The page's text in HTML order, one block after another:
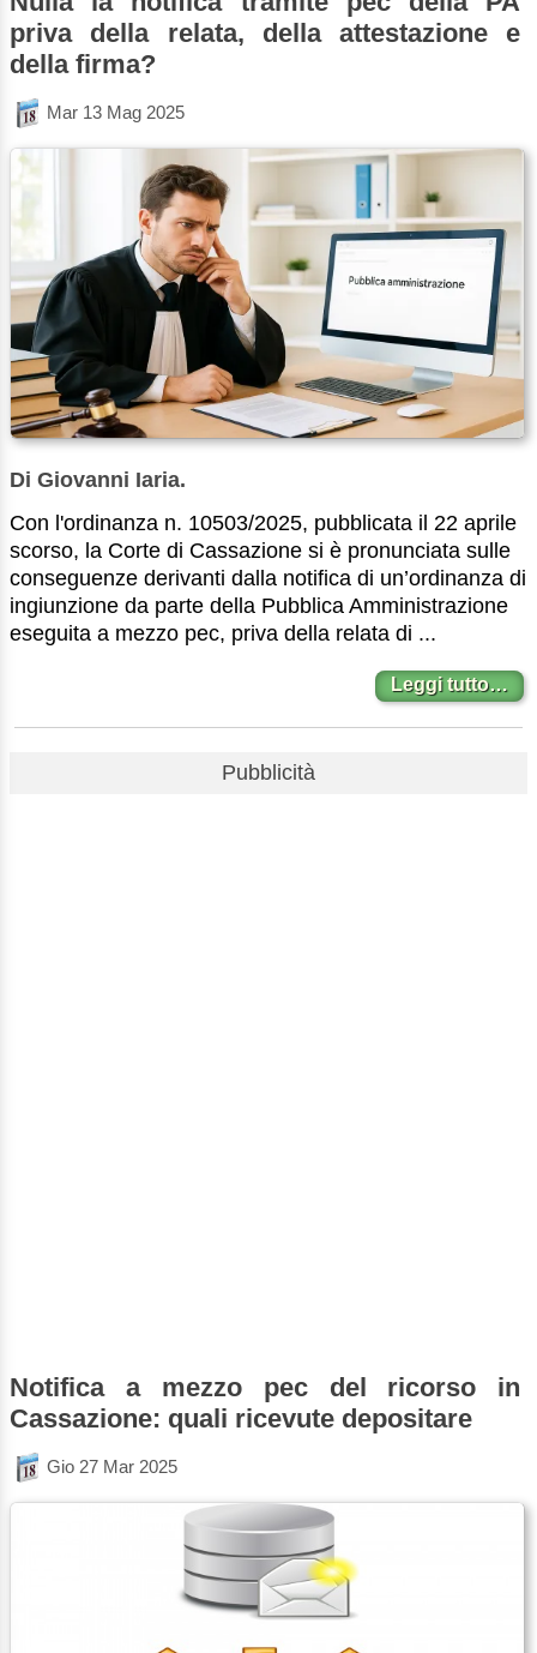
priva della relata, della attestazione e
della firma?
Mar 13 Mag 2025
Di Giovanni Iaria.
Con l'ordinanza n. 10503/2025, pubblicata il 22 aprile
scorso, la Corte di Cassazione si è pronunciata sulle
conseguenze derivanti dalla notifica di un’ordinanza di
ingiunzione da parte della Pubblica Amministrazione
eseguita a mezzo pec, priva della relata di ...
Leggi tutto…
Pubblicità
Notifica a mezzo pec del ricorso in
Cassazione: quali ricevute depositare
Gio 27 Mar 2025